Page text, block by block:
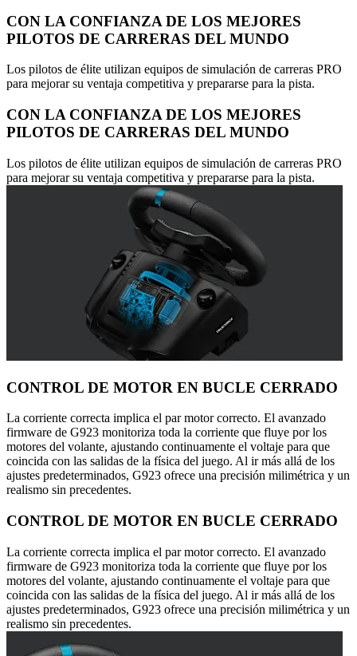
CON LA CONFIANZA DE LOS MEJORES
PILOTOS DE CARRERAS DEL MUNDO
Los pilotos de élite utilizan equipos de simulación de carreras PRO
para mejorar su ventaja competitiva y prepararse para la pista.
CON LA CONFIANZA DE LOS MEJORES
PILOTOS DE CARRERAS DEL MUNDO
Los pilotos de élite utilizan equipos de simulación de carreras PRO
para mejorar su ventaja competitiva y prepararse para la pista.
CONTROL DE MOTOR EN BUCLE CERRADO
La corriente correcta implica el par motor correcto. El avanzado
firmware de G923 monitoriza toda la corriente que fluye por los
motores del volante, ajustando continuamente el voltaje para que
coincida con las salidas de la física del juego. Al ir más allá de los
ajustes predeterminados, G923 ofrece una precisión milimétrica y un
realismo sin precedentes.
CONTROL DE MOTOR EN BUCLE CERRADO
La corriente correcta implica el par motor correcto. El avanzado
firmware de G923 monitoriza toda la corriente que fluye por los
motores del volante, ajustando continuamente el voltaje para que
coincida con las salidas de la física del juego. Al ir más allá de los
ajustes predeterminados, G923 ofrece una precisión milimétrica y un
realismo sin precedentes.